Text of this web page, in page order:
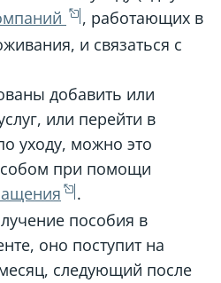
, работающих в
и связаться с
добавить или
или перейти в
уходу, можно это
при помощи
.
пособия в
оно поступит на
следующий после